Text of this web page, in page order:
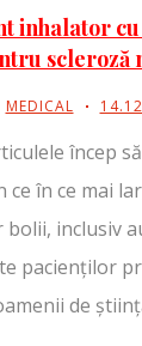
inhalator
scleroză
MEDICAL
încep
ce în ce mai
inclusiv
pacienților
de